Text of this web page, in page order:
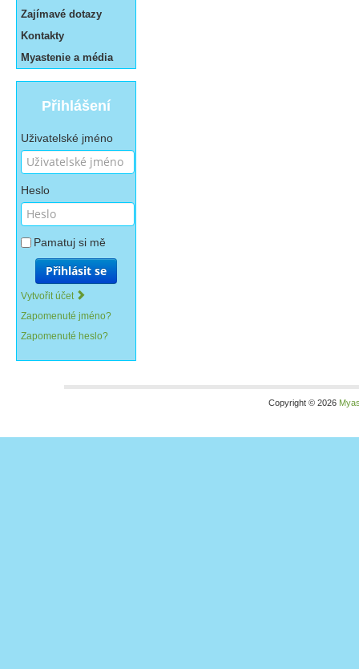
Zajímavé dotazy
Kontakty
Myastenie a média
Přihlášení
Uživatelské jméno
Heslo
Pamatuj si mě
Přihlásit se
Vytvořit účet
Zapomenuté jméno?
Zapomenuté heslo?
Copyright © 2026